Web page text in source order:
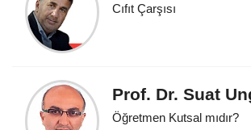
Cıfıt Çarşısı
Prof. Dr. Suat
Öğretmen Kutsal mıdır?